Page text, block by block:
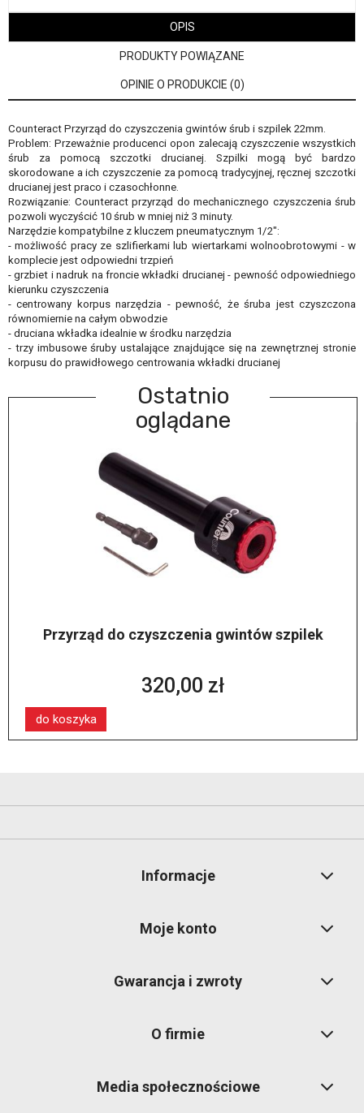
OPIS
PRODUKTY POWIĄZANE
OPINIE O PRODUKCIE (0)
Counteract Przyrząd do czyszczenia gwintów śrub i szpilek 22mm.
Problem: Przeważnie producenci opon zalecają czyszczenie wszystkich
śrub za pomocą szczotki drucianej. Szpilki mogą być bardzo
skorodowane a ich czyszczenie za pomocą tradycyjnej, ręcznej szczotki
drucianej jest praco i czasochłonne.
Rozwiązanie: Counteract przyrząd do mechanicznego czyszczenia śrub
pozwoli wyczyścić 10 śrub w mniej niż 3 minuty.
Narzędzie kompatybilne z kluczem pneumatycznym 1/2":
- możliwość pracy ze szlifierkami lub wiertarkami wolnoobrotowymi - w
komplecie jest odpowiedni trzpień
- grzbiet i nadruk na froncie wkładki drucianej - pewność odpowiedniego
kierunku czyszczenia
- centrowany korpus narzędzia - pewność, że śruba jest czyszczona
równomiernie na całym obwodzie
- druciana wkładka idealnie w środku narzędzia
- trzy imbusowe śruby ustalające znajdujące się na zewnętrznej stronie
korpusu do prawidłowego centrowania wkładki drucianej
Ostatnio
oglądane
Przyrząd do czyszczenia gwintów szpilek
320,00 zł
do koszyka
Informacje
Moje konto
Gwarancja i zwroty
O firmie
Media społecznościowe